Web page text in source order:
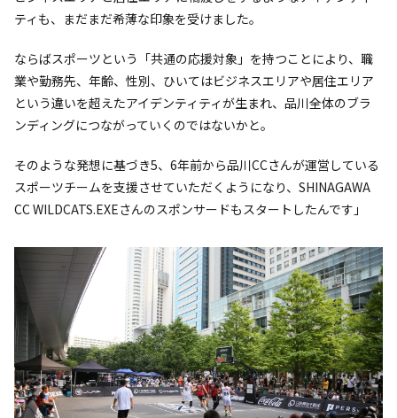
ティも、まだまだ希薄な印象を受けました。
ならばスポーツという「共通の応援対象」を持つことにより、職
業や勤務先、年齢、性別、ひいてはビジネスエリアや居住エリア
という違いを超えたアイデンティティが生まれ、品川全体のブラ
ンディングにつながっていくのではないかと。
そのような発想に基づき5、6年前から品川CCさんが運営している
スポーツチームを支援させていただくようになり、SHINAGAWA
CC WILDCATS.EXEさんのスポンサードもスタートしたんです」